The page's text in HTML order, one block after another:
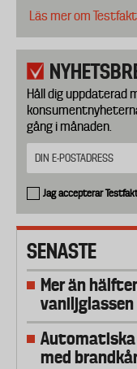
Läs mer om
Håll dig uppdaterad
gång i månaden.
Jag accepterar
SENASTE
Mer än
vaniljglassen
med